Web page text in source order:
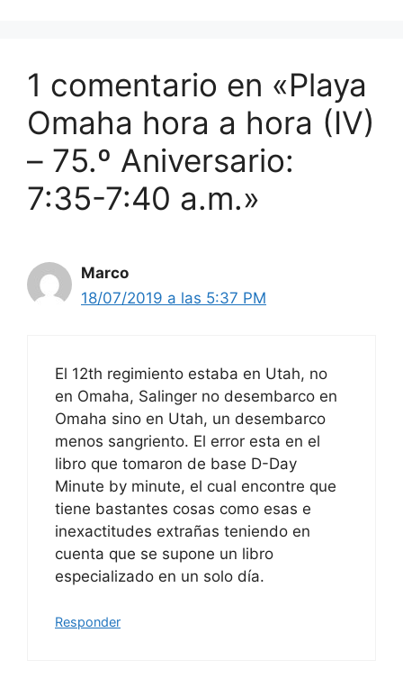
1 comentario en «Playa
Omaha hora a hora (IV)
– 75.º Aniversario:
7:35-7:40 a.m.»
Marco
18/07/2019 a las 5:37 PM
El 12th regimiento estaba en Utah, no
en Omaha, Salinger no desembarco en
Omaha sino en Utah, un desembarco
menos sangriento. El error esta en el
libro que tomaron de base D-Day
Minute by minute, el cual encontre que
tiene bastantes cosas como esas e
inexactitudes extrañas teniendo en
cuenta que se supone un libro
especializado en un solo día.
Responder